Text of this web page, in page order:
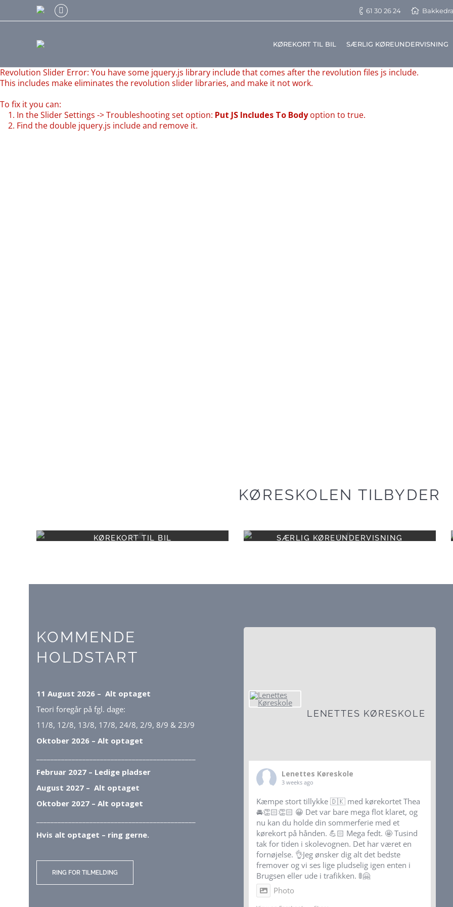
Facebook 61 30 26 24
KØREKORT TIL BIL SÆRLIG KØREUNDERVISNING
Revolution Slider Error: You have some jquery.js library include that comes after the revolution files js include.
This includes make eliminates the revolution slider libraries, and make it not work.
To fix it you can:
1. In the Slider Settings -> Troubleshooting set option: Put JS Includes To Bodyoption to true.
2. Find the double jquery.js include and remove it.
KØRESKOLEN TILBYDER
KØREKORT TIL BIL SÆRLIG KØREUNDERVISNING
KOMMENDE
HOLDSTART
11 August 2026 – Alt optaget
Teori foregår på fgl. dage:
11/8, 12/8, 13/8, 17/8, 24/8, 2/9, 8/9 & 23/9
Oktober 2026 – Alt optaget
Februar 2027 – Ledige pladser
August 2027 – Alt optaget
Oktober 2027 – Alt optaget
Hvis alt optaget – ring gerne.
RING FOR TILMELDING
LENETTES KØRESKOLE
Lenettes Køreskole
3 weeks ago
Kæmpe stort tillykke 🇩🇰 med kørekortet Thea
🚘👏🏻👏🏻 😀 Det var bare mega flot klaret, og
nu kan du holde din sommerferie med et
kørekort på hånden. 💪🏻 Mega fedt. 🤩 Tusind
tak for tiden i skolevognen. Det har været en
fornøjelse. 👌Jeg ønsker dig alt det bedste
fremover og vi ses lige pludselig igen enten i
Brugsen eller ude i trafikken. 🚦🤗
Photo